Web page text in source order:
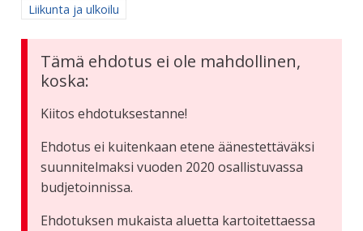
Rajaa tulokset aihepiirin mukaan: Liikunta ja ulkoilu
Liikunta ja ulkoilu
Tämä ehdotus ei ole mahdollinen,
koska:
Kiitos ehdotuksestanne!
Ehdotus ei kuitenkaan etene äänestettäväksi
suunnitelmaksi vuoden 2020 osallistuvassa
budjetoinnissa.
Ehdotuksen mukaista aluetta kartoitettaessa